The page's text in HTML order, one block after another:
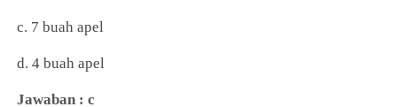
c. 7 buah apel
d. 4 buah apel
Jawaban : c